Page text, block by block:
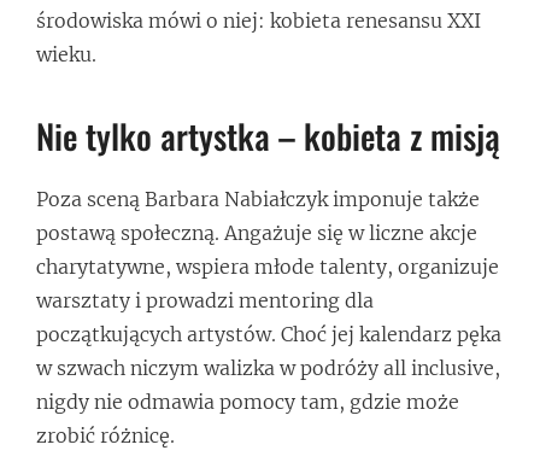
środowiska mówi o niej: kobieta renesansu XXI
wieku.
Nie tylko artystka – kobieta z misją
Poza sceną Barbara Nabiałczyk imponuje także
postawą społeczną. Angażuje się w liczne akcje
charytatywne, wspiera młode talenty, organizuje
warsztaty i prowadzi mentoring dla
początkujących artystów. Choć jej kalendarz pęka
w szwach niczym walizka w podróży all inclusive,
nigdy nie odmawia pomocy tam, gdzie może
zrobić różnicę.